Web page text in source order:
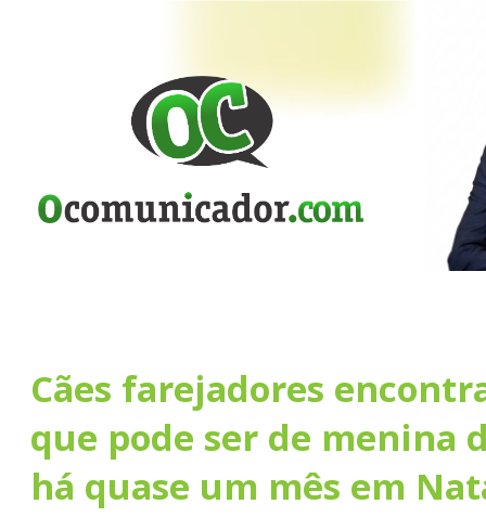
Cães farejadores
que pode ser de menina
há quase um mês em